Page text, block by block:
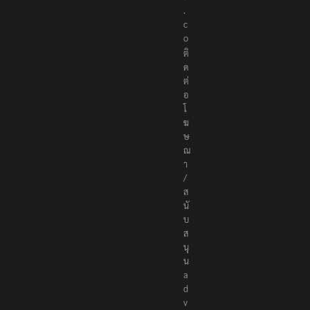
s
.
c
o
ติ
ด
ต่
อ
โ
ฆ
ษ
ณ
า
/
ส
นั
บ
ส
นุ
น
a
d